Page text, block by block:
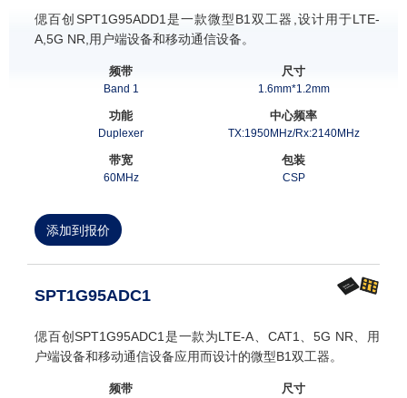
偲百创SPT1G95ADD1是一款微型B1双工器,设计用于LTE-
A,5G NR,用户端设备和移动通信设备。
频带
Band 1
尺寸
1.6mm*1.2mm
功能
Duplexer
中心频率
TX:1950MHz/Rx:2140MHz
带宽
60MHz
包装
CSP
添加到报价
SPT1G95ADC1
偲百创SPT1G95ADC1是一款为LTE-A、CAT1、5G NR、用
户端设备和移动通信设备应用而设计的微型B1双工器。
频带 尺寸